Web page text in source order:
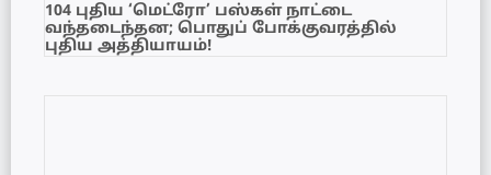
104 புதிய ‘மெட்ரோ’ பஸ்கள் நாட்டை
வந்தடைந்தன; பொதுப் போக்குவரத்தில்
புதிய அத்தியாயம்!